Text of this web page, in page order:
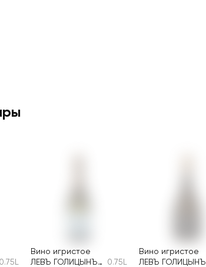
0.75L
Вино игристое
ЛЕВЪ ГОЛИЦЫНЪ
0.75L
Вино игристое
ЛЕВЪ ГОЛИЦЫНЪ